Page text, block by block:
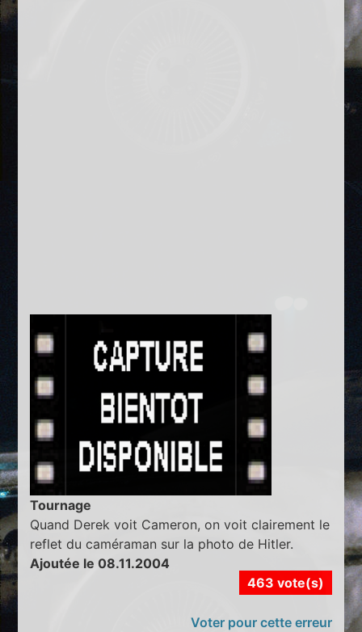
Tournage
Quand Derek voit Cameron, on voit clairement le
reflet du caméraman sur la photo de Hitler.
Ajoutée le 08.11.2004
463 vote(s)
Voter pour cette erreur